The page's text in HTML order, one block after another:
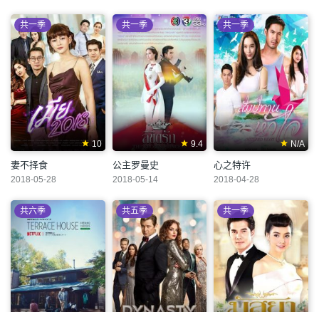
10
共一季
妻不择食
2018-05-28
9.4
共一季
公主罗曼史
2018-05-14
N/A
共一季
心之特许
2018-04-28
共六季 共五季 共一季